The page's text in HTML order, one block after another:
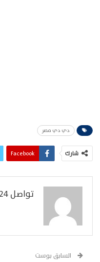
دي دي مصر
شارك Facebook
تواصل 24
السابق بوست